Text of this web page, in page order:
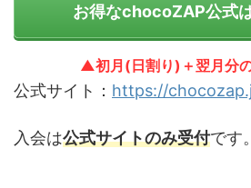
お得なchocoZAP公式
▲初月(日割り)＋翌月分
公式サイト： https://
入会は公式サイトのみ受付です